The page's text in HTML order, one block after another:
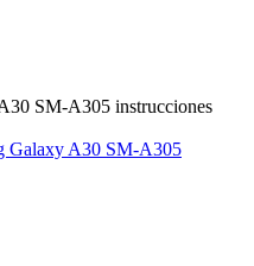
SM-A305 instrucciones
Galaxy A30 SM-A305